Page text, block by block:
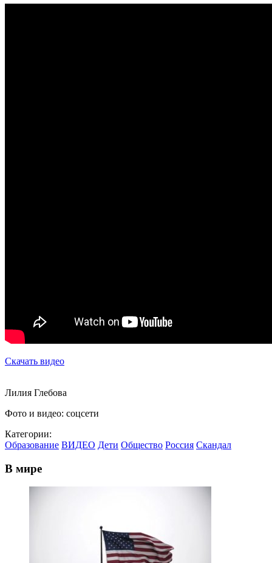
Скачать видео
Лилия Глебова
Фото и видео: соцсети
Категории:
Образование ВИДЕО Дети Общество Россия Скандал
В мире